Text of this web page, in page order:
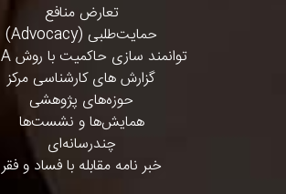
تعارض منافع
حمایت‌طلبی (Advocacy)
توانمند سازی حاکمیت با روش PDIA
گزارش های کارشناسی مرکز
حوزه‌های پژوهشی
همایش‌ها و نشست‌ها
چندرسانه‌ای
خبر نامه مقابله با فساد و فقر